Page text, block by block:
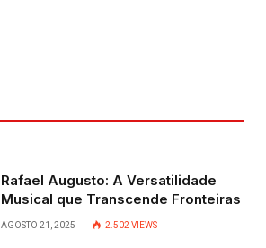
Rafael Augusto: A Versatilidade
Musical que Transcende Fronteiras
AGOSTO 21, 2025 2.502VIEWS